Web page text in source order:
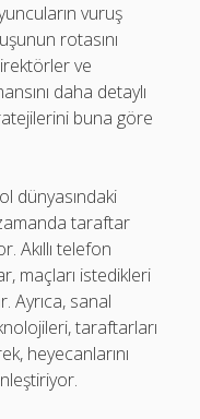
vuruş
rotasını
ve
daha detaylı
buna göre
dünyasındaki
taraftar
Akıllı telefon
maçları istedikleri
Ayrıca, sanal
taraftarları
heyecanlarını